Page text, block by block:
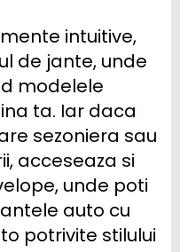
intuitive,
de jante, unde
modelele
ta. Iar daca
sezoniera sau
acceseaza si
unde poti
auto cu
potrivite stilului